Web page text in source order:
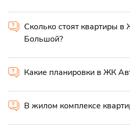
Сколько стоят квартиры
Большой?
Какие планировки в ЖК
В жилом комплексе